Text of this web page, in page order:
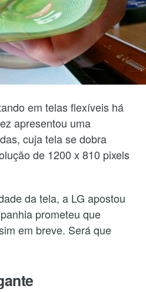
em telas flexíveis há
apresentou uma
cuja tela se dobra
de 1200 x 810 pixels
da tela, a LG apostou
prometeu que
em breve. Será que